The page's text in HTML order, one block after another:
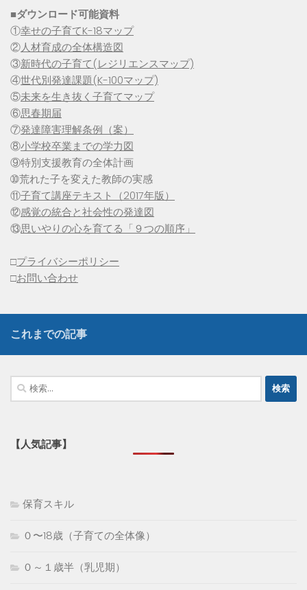
■ダウンロード可能資料
①幸せの子育てK-18マップ
②人材育成の全体構造図
③新時代の子育て(レジリエンスマップ)
④世代別発達課題(K-100マップ)
⑤未来を生き抜く子育てマップ
⑥思春期届
⑦発達障害理解条例（案）
⑧小学校卒業までの学力図
⑨特別支援教育の全体計画
➉荒れた子を変えた教師の実感
⑪子育て講座テキスト（2017年版）
⑫感覚の統合と社会性の発達図
⑬思いやりの心を育てる「９つの順序」
□プライバシーポリシー
□お問い合わせ
これまでの記事
検
索:
【人気記事】
保育スキル
０〜18歳（子育ての全体像）
０～１歳半（乳児期）